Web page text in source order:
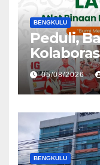
BENGKULU
Peduli,
Atlet
05/08/2026
BENGKULU